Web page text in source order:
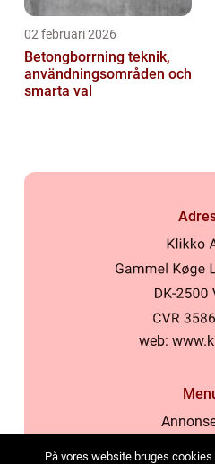
02 februari 2026
Betongborrning teknik,
användningsområden och
smarta val
web:
På vores website bruges